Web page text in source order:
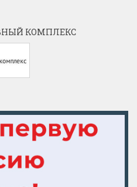
КОМПЛЕКС